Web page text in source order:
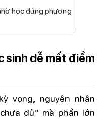
học đúng phương
sinh dễ mất điểm
vọng, nguyên nhân
đủ” mà phần lớn